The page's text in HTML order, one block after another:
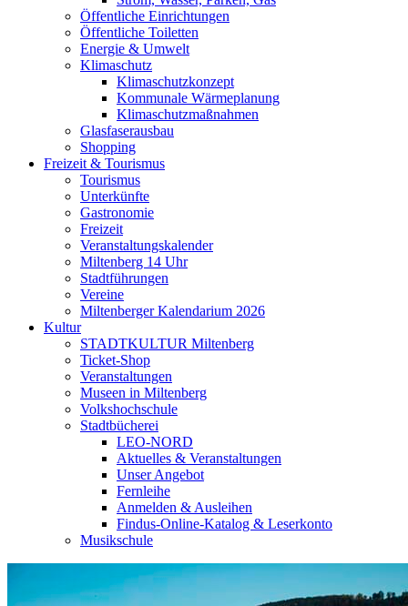
Öffentliche Einrichtungen
Öffentliche Toiletten
Energie & Umwelt
Klimaschutz
Klimaschutzkonzept
Kommunale Wärmeplanung
Klimaschutzmaßnahmen
Glasfaserausbau
Shopping
Freizeit & Tourismus
Tourismus
Unterkünfte
Gastronomie
Freizeit
Veranstaltungskalender
Miltenberg 14 Uhr
Stadtführungen
Vereine
Miltenberger Kalendarium 2026
Kultur
STADTKULTUR Miltenberg
Ticket-Shop
Veranstaltungen
Museen in Miltenberg
Volkshochschule
Stadtbücherei
LEO-NORD
Aktuelles & Veranstaltungen
Unser Angebot
Fernleihe
Anmelden & Ausleihen
Findus-Online-Katalog & Leserkonto
Musikschule